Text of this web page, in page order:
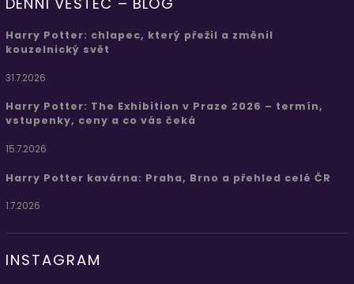
Harry Potter: chlapec, který přežil a změnil
kouzelnický svět
31.7.2026
Harry Potter: The Exhibition v Praze 2026 – termín,
vstupenky, ceny a co vás čeká
15.7.2026
Harry Potter kavárna: Praha, Brno a přehled celé ČR
1.7.2026
INSTAGRAM